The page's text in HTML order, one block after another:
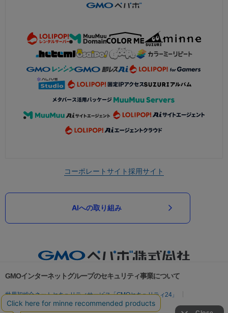
コーポレートサイト採用サイト
AIへの取り組み
GMOインターネットグループのセキュリティ事業について
世界初総合ネットセキュリティサービス「GMOセキュリティ24」
パスワード漏洩診断
Webサイトリスク診断